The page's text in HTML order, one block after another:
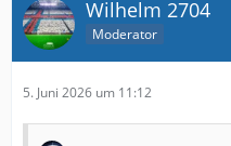
Wilhelm 2704
Moderator
5. Juni 2026 um 11:12